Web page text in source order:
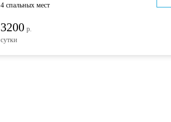
4 спальных мест
3200 р.
сутки